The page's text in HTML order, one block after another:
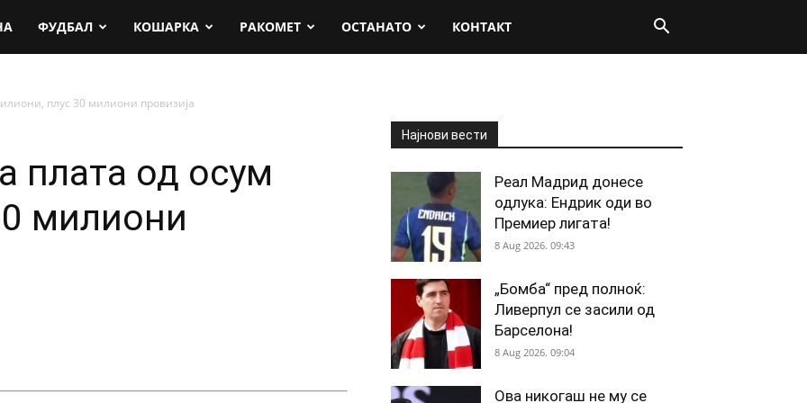
ФУДБАЛ КОШАРКА РАКОМЕТ ОСТАНАТО КОНТАКТ
плус 30 милиони провизија
плата од осум
милиони
Најнови вести
Реал Мадрид донесе
одлука: Ендрик оди во
Премиер лигата!
8 Aug 2026. 09:43
„Бомба“ пред полноќ:
Ливерпул се засили од
Барселона!
8 Aug 2026. 09:04
Ова никогаш не му се